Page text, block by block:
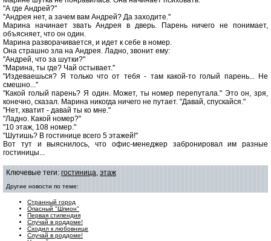
"А где Андрей?"
"Андрея нет, а зачем вам Андрей? Да заходите."
Марина начинает звать Андрея в дверь. Парень ничего не понимает,
объясняет, что он один.
Марина разворачивается, и идет к себе в номер.
Она страшно зла на Андрея. Ладно, звонит ему:
"Андрей, что за шутки?"
"Марина, ты где? Чай остывает."
"Издеваешься? Я только что от тебя - там какой-то голый парень... Не
смешно..."
"Какой голый парень? Я один. Может, ты номер перепутала." Это он, зря,
конечно, сказал. Марина никогда ничего не путает. "Давай, спускайся."
"Нет, хватит - давай ты ко мне."
"Ладно. Какой номер?"
"10 этаж, 108 номер."
"Шутишь? В гостинице всего 5 этажей!"
Вот тут и выяснилось, что офис-менеджер забронировал им разные
гостиницы...
Ключевые теги: гостиница, этаж
Другие новости по теме:
Странный город
Опасный "Шпион"
Первая стипендия
Случай в роддоме!
Сходил к любовнице
Случай в роддоме!